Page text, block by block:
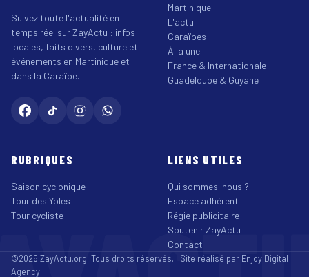
Suivez toute l'actualité en
temps réel sur ZayActu : infos
locales, faits divers, culture et
événements en Martinique et
dans la Caraïbe.
Martinique
L'actu
Caraïbes
À la une
France & Internationale
Guadeloupe & Guyane
RUBRIQUES
Saison cyclonique
Tour des Yoles
Tour cycliste
LIENS UTILES
Qui sommes-nous ?
Espace adhérent
Régie publicitaire
Soutenir ZayActu
Contact
©2026 ZayActu.org. Tous droits réservés. · Site réalisé par Enjoy Digital
Agency